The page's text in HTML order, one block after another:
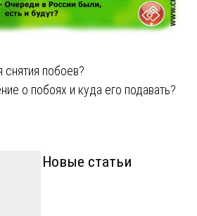
снятия побоев?
о побоях и куда его подавать?
Новые статьи